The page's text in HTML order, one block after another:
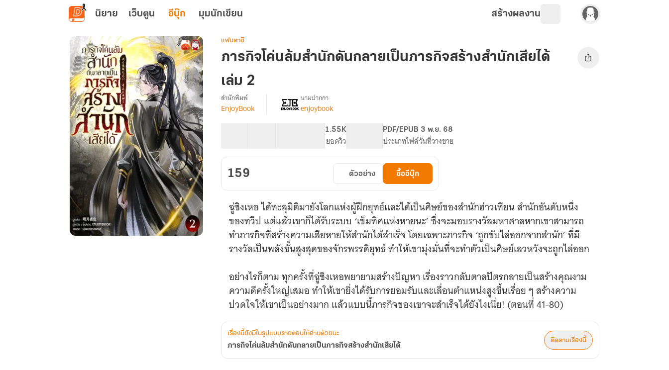
ข้ามไปยังเนื้อหาหลัก
นิยาย เว็บตูน อีบุ๊ก มุมนักเขียน สร้างผลงาน
แฟนตาซี
ภารกิจโค่นล้มสำนักดันกลายเป็นภารกิจสร้างสำนักเสียได้
เล่ม 2
เรื่อง
ดัน
กลาย
เป็น
ภารกิจ
สำนัก
เสีย
สำนักพิมพ์
EnjoyBook
นามปากกา
enjoybook
1.55K
ยอดวิว
PDF/EPUB
ประเภทไฟล์
3 พ.ย. 68
วันที่วางขาย
159 ตัวอย่าง ซื้ออีบุ๊ก
ฉู่ซิงเหอ ได้ทะลุมิติมายังโลกแห่งผู้ฝึกยุทธ์และได้เป็นศิษย์ของสำนักฮ่าวเทียน สำนักอันดับหนึ่ง
ของทวีป แต่แล้วเขาก็ได้รับระบบ ‘เข็มทิศแห่งหายนะ’ ซึ่งจะมอบรางวัลมหาศาลหากเขาสามารถ
ทำภารกิจที่สร้างความเสียหายให้สำนักได้สำเร็จ โดยเฉพาะภารกิจ ‘ถูกขับไล่ออกจากสำนัก’ ที่มี
รางวัลเป็นพลังขั้นสูงสุดของจักรพรรดิยุทธ์ ทำให้เขามุ่งมั่นที่จะทำตัวเป็นศิษย์เลวหวังจะถูกไล่ออก
อย่างไรก็ตาม ทุกครั้งที่ฉู่ซิงเหอพยายามสร้างปัญหา เรื่องราวกลับตาลปัตรกลายเป็นสร้างคุณงาม
ความดีครั้งใหญ่เสมอ ทำให้เขายิ่งได้รับการยอมรับและเลื่อนตำแหน่งสูงขึ้นเรื่อย ๆ สร้างความ
ปวดใจให้เขาเป็นอย่างมาก แล้วแบบนี้ภารกิจของเขาจะสำเร็จได้ยังไงเนี่ย! (ตอนที่ 41-80)
เรื่องนี้ยังมีในรูปแบบรายตอนให้อ่านด้วยนะ
ภารกิจโค่นล้มสำนักดันกลายเป็นภารกิจสร้างสำนักเสียได้
ติดตามเรื่องนี้